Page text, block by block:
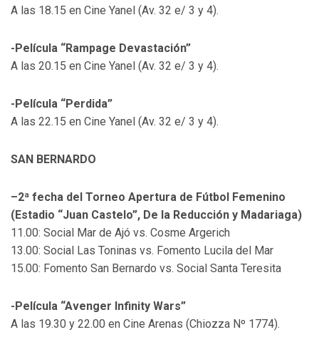
A las 18.15 en Cine Yanel (Av. 32 e/ 3 y 4).
-Película “Rampage Devastación”
A las 20.15 en Cine Yanel (Av. 32 e/ 3 y 4).
-Película “Perdida”
A las 22.15 en Cine Yanel (Av. 32 e/ 3 y 4).
SAN BERNARDO
–2ª fecha del Torneo Apertura de Fútbol Femenino
(Estadio “Juan Castelo”, De la Reducción y Madariaga)
11.00: Social Mar de Ajó vs. Cosme Argerich
13.00: Social Las Toninas vs. Fomento Lucila del Mar
15.00: Fomento San Bernardo vs. Social Santa Teresita
-Película “Avenger Infinity Wars”
A las 19.30 y 22.00 en Cine Arenas (Chiozza Nº 1774).